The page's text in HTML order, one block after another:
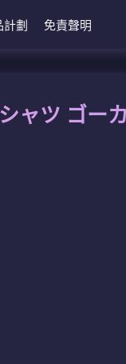
計劃 免責聲明
ャツ ゴー